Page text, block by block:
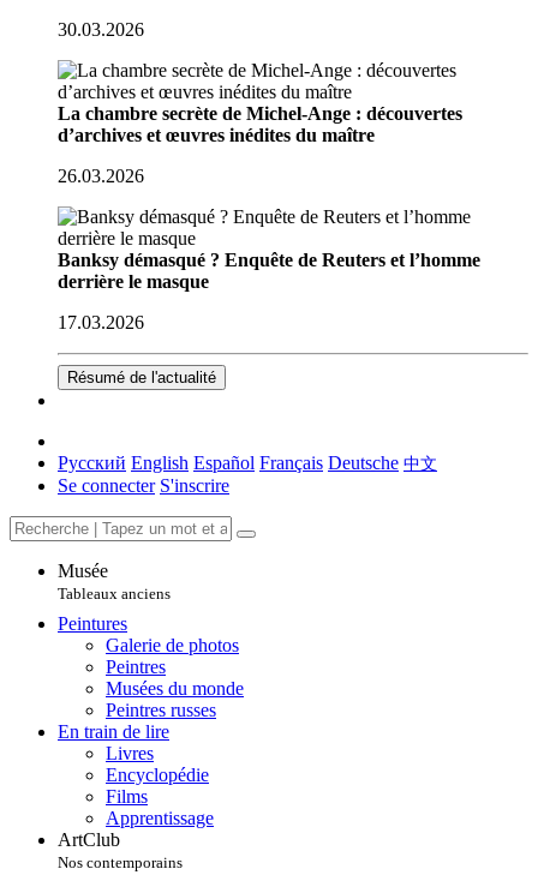
30.03.2026
La chambre secrète de Michel-Ange : découvertes
d’archives et œuvres inédites du maître
26.03.2026
Banksy démasqué ? Enquête de Reuters et l’homme
derrière le masque
17.03.2026
Résumé de l'actualité
Русский English Español Français Deutsche 中文
Se connecter S'inscrire
Musée
Tableaux anciens
Peintures
Galerie de photos
Peintres
Musées du monde
Peintres russes
En train de lire
Livres
Encyclopédie
Films
Apprentissage
ArtClub
Nos contemporains